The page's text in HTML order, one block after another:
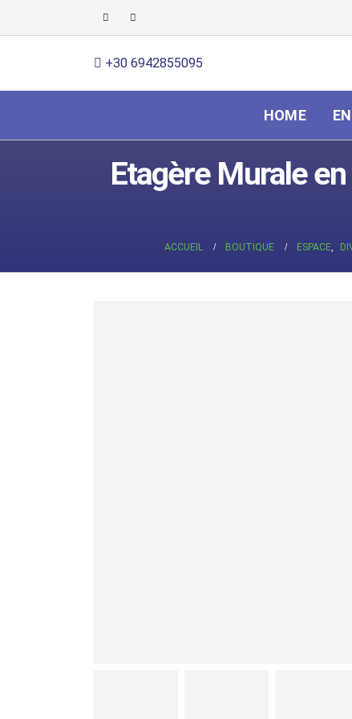
+30 6942855095
HOME
Etagère Murale
ACCUEIL BOUTIQUE ESPACE,